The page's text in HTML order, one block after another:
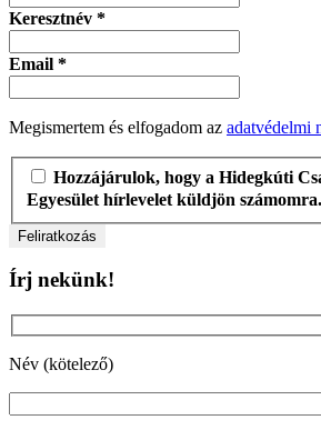
Keresztnév *
Email *
Megismertem és elfogadom az adatvédelmi
Hozzájárulok, hogy a Hidegkúti
Egyesület hírlevelet küldjön számomra.
Írj nekünk!
Név (kötelező)